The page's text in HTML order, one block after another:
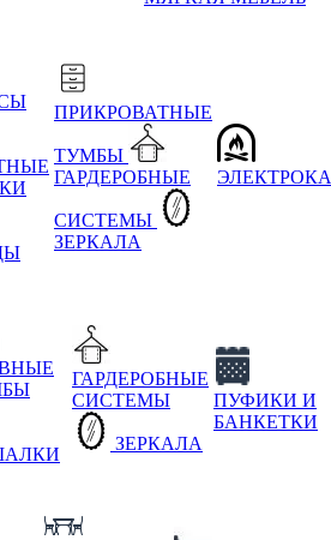
ПРИКРОВАТНЫЕ
ТУМБЫ
ГАРДЕРОБНЫЕ
СИСТЕМЫ
ЗЕРКАЛА
ГАРДЕРОБНЫЕ
СИСТЕМЫ
ЗЕРКАЛА
ПУФИКИ И
БАНКЕТКИ